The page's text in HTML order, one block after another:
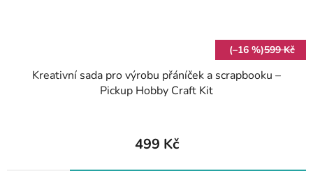
(–16 %)599 Kč
Kreativní sada pro výrobu přáníček a scrapbooku –
Pickup Hobby Craft Kit
499 Kč